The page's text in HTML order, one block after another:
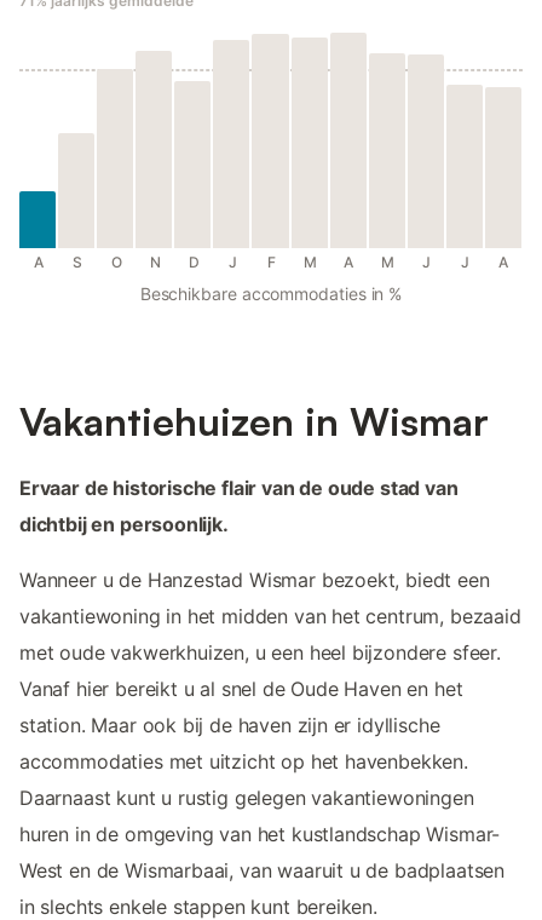
A S O N D J F M A M J J A
Beschikbare accommodaties in %
Vakantiehuizen in Wismar
Ervaar de historische flair van de oude stad van
dichtbij en persoonlijk.
Wanneer u de Hanzestad Wismar bezoekt, biedt een
vakantiewoning in het midden van het centrum, bezaaid
met oude vakwerkhuizen, u een heel bijzondere sfeer.
Vanaf hier bereikt u al snel de Oude Haven en het
station. Maar ook bij de haven zijn er idyllische
accommodaties met uitzicht op het havenbekken.
Daarnaast kunt u rustig gelegen vakantiewoningen
huren in de omgeving van het kustlandschap Wismar-
West en de Wismarbaai, van waaruit u de badplaatsen
in slechts enkele stappen kunt bereiken.